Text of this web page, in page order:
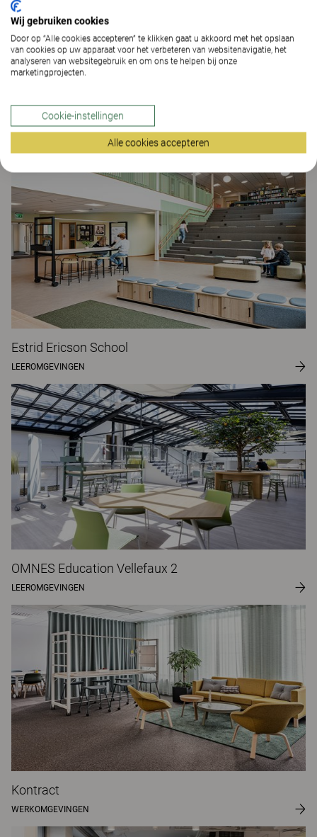
Hogere middelbare school van Järfälla
Estrid Ericson School
LEEROMGEVINGEN
OMNES Education Vellefaux 2
LEEROMGEVINGEN
Kontract
WERKOMGEVINGEN
Wij gebruiken cookies
Door op “Alle cookies accepteren” te klikken gaat u akkoord met het opslaan
van cookies op uw apparaat voor het verbeteren van websitenavigatie, het
analyseren van websitegebruik en om ons te helpen bij onze
marketingprojecten.
Cookie-instellingen
Alle cookies accepteren